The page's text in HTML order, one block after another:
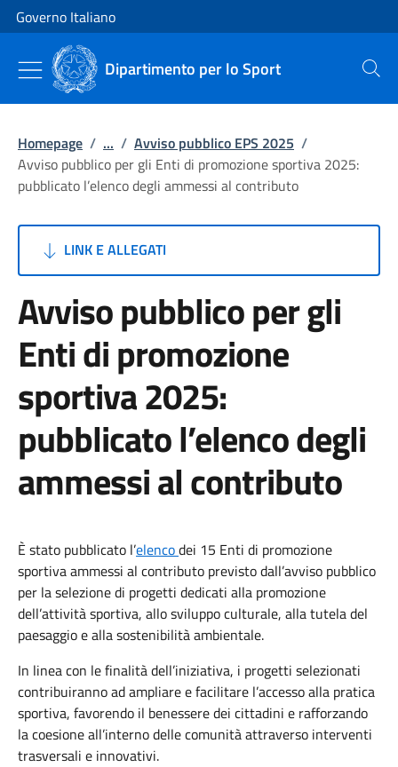
Vai al contenuto
Vai alla navigazione del sito
Governo Italiano
Dipartimento per lo Sport Cerca
Homepage / ... / Avviso pubblico EPS 2025 /
Avviso pubblico per gli Enti di promozione sportiva 2025:
pubblicato l’elenco degli ammessi al contributo
LINK E ALLEGATI
Avviso pubblico per gli
Enti di promozione
sportiva 2025:
pubblicato l’elenco degli
ammessi al contributo
È stato pubblicato l’elencodei 15 Enti di promozione
sportiva ammessi al contributo previsto dall’avviso pubblico
per la selezione di progetti dedicati alla promozione
dell’attività sportiva, allo sviluppo culturale, alla tutela del
paesaggio e alla sostenibilità ambientale.
In linea con le finalità dell’iniziativa, i progetti selezionati
contribuiranno ad ampliare e facilitare l’accesso alla pratica
sportiva, favorendo il benessere dei cittadini e rafforzando
la coesione all’interno delle comunità attraverso interventi
trasversali e innovativi.